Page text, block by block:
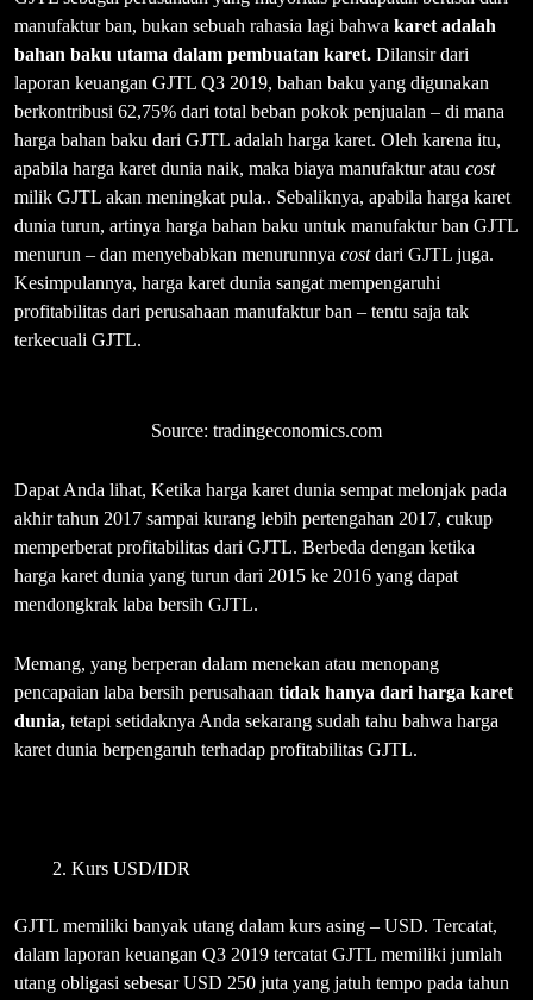
manufaktur ban, bukan sebuah rahasia lagi bahwa karet adalah
bahan baku utama dalam pembuatan karet. Dilansir dari
laporan keuangan GJTL Q3 2019, bahan baku yang digunakan
berkontribusi 62,75% dari total beban pokok penjualan – di mana
harga bahan baku dari GJTL adalah harga karet. Oleh karena itu,
apabila harga karet dunia naik, maka biaya manufaktur atau cost
milik GJTL akan meningkat pula.. Sebaliknya, apabila harga karet
dunia turun, artinya harga bahan baku untuk manufaktur ban GJTL
menurun – dan menyebabkan menurunnya costdari GJTL juga.
Kesimpulannya, harga karet dunia sangat mempengaruhi
profitabilitas dari perusahaan manufaktur ban – tentu saja tak
terkecuali GJTL.
Source: tradingeconomics.com
Dapat Anda lihat, Ketika harga karet dunia sempat melonjak pada
akhir tahun 2017 sampai kurang lebih pertengahan 2017, cukup
memperberat profitabilitas dari GJTL. Berbeda dengan ketika
harga karet dunia yang turun dari 2015 ke 2016 yang dapat
mendongkrak laba bersih GJTL.
Memang, yang berperan dalam menekan atau menopang
pencapaian laba bersih perusahaan tidak hanya dari harga karet
dunia, tetapi setidaknya Anda sekarang sudah tahu bahwa harga
karet dunia berpengaruh terhadap profitabilitas GJTL.
Kurs USD/IDR
GJTL memiliki banyak utang dalam kurs asing – USD. Tercatat,
dalam laporan keuangan Q3 2019 tercatat GJTL memiliki jumlah
utang obligasi sebesar USD 250 juta yang jatuh tempo pada tahun